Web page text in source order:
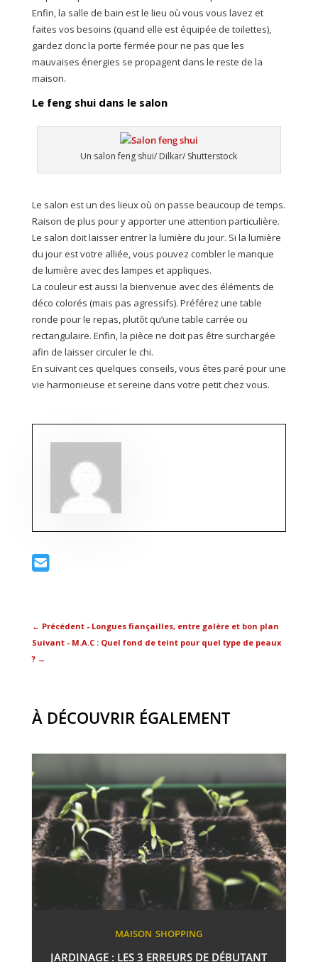
Enfin, la salle de bain est le lieu où vous vous lavez et
faites vos besoins (quand elle est équipée de toilettes),
gardez donc la porte fermée pour ne pas que les
mauvaises énergies se propagent dans le reste de la
maison.
Le feng shui dans le salon
Un salon feng shui/ Dilkar/ Shutterstock
Le salon est un des lieux où on passe beaucoup de temps.
Raison de plus pour y apporter une attention particulière.
Le salon doit laisser entrer la lumière du jour. Si la lumière
du jour est votre alliée, vous pouvez combler le manque
de lumière avec des lampes et appliques.
La couleur est aussi la bienvenue avec des éléments de
déco colorés (mais pas agressifs). Préférez une table
ronde pour le repas, plutôt qu’une table carrée ou
rectangulaire. Enfin, la pièce ne doit pas être surchargée
afin de laisser circuler le chi.
En suivant ces quelques conseils, vous êtes paré pour une
vie harmonieuse et sereine dans votre petit chez vous.
← Précédent - Longues fiançailles, entre galère et bon plan
Suivant - M.A.C : Quel fond de teint pour quel type de peaux
?→
À DÉCOUVRIR ÉGALEMENT
MAISON SHOPPING
JARDINAGE : LES 3 ERREURS DE DÉBUTANT